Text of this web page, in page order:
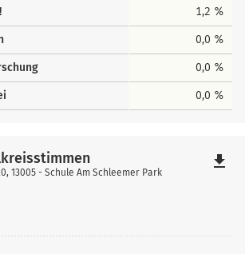
1,2 %
0,0 %
0,0 %
0,0 %
13005 - Schule Am Schleemer Park
file_download